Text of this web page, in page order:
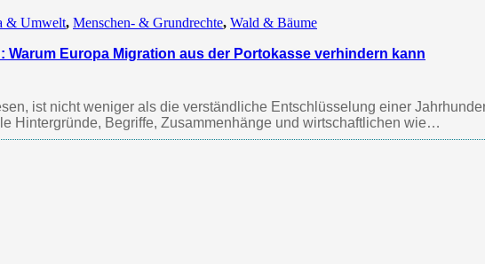
& Umwelt, Menschen- & Grundrechte, Wald & Bäume
Warum Europa Migration aus der Portokasse verhindern kann
ist nicht weniger als die verständliche Entschlüsselung einer
Hintergründe, Begriffe, Zusammenhänge und wirtschaftlichen wie…